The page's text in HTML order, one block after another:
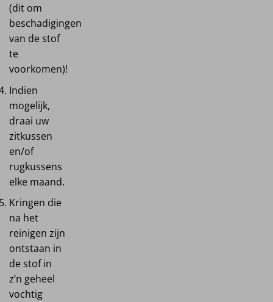
(dit om
beschadigingen
van de stof
te
voorkomen)!
Indien
mogelijk,
draai uw
zitkussen
en/of
rugkussens
elke maand.
Kringen die
na het
reinigen zijn
ontstaan in
de stof in
z’n geheel
vochtig